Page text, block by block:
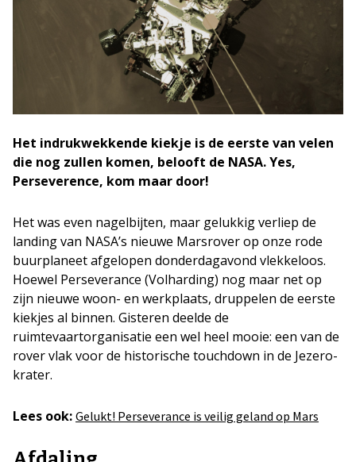
Het indrukwekkende kiekje is de eerste van velen
die nog zullen komen, belooft de NASA. Yes,
Perseverence, kom maar door!
Het was even nagelbijten, maar gelukkig verliep de
landing van NASA’s nieuwe Marsrover op onze rode
buurplaneet afgelopen donderdagavond vlekkeloos.
Hoewel Perseverance (Volharding) nog maar net op
zijn nieuwe woon- en werkplaats, druppelen de eerste
kiekjes al binnen. Gisteren deelde de
ruimtevaartorganisatie een wel heel mooie: een van de
rover vlak voor de historische touchdown in de Jezero-
krater.
Lees ook: Gelukt! Perseverance is veilig geland op Mars